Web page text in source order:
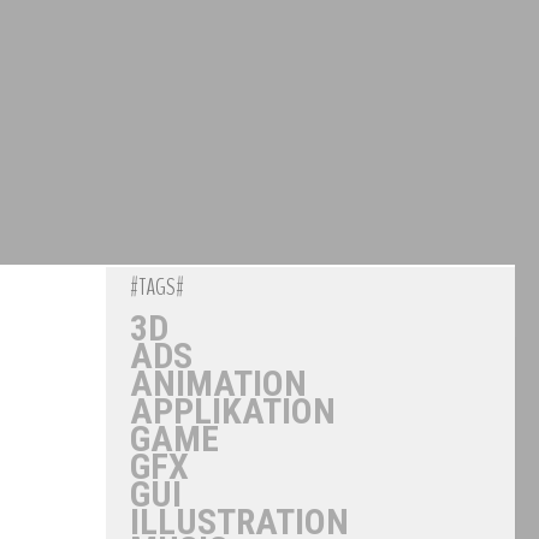
#TAGS#
3D
ADS
ANIMATION
APPLIKATION
GAME
GFX
GUI
ILLUSTRATION